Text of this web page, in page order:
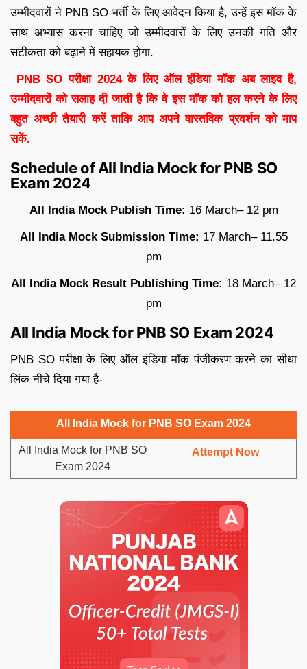
उम्मीदवारों ने PNB SO भर्ती के लिए आवेदन किया है, उन्हें इस मॉक के
साथ अभ्यास करना चाहिए जो उम्मीदवारों के लिए उनकी गति और
सटीकता को बढ़ाने में सहायक होगा.
PNB SO परीक्षा 2024 के लिए ऑल इंडिया मॉक अब लाइव है,
उम्मीदवारों को सलाह दी जाती है कि वे इस मॉक को हल करने के लिए
बहुत अच्छी तैयारी करें ताकि आप अपने वास्तविक प्रदर्शन को माप
सकें.
Schedule of All India Mock for PNB SO
Exam 2024
All India Mock Publish Time: 16 March– 12 pm
All India Mock Submission Time: 17 March– 11.55
pm
All India Mock Result Publishing Time: 18 March– 12
pm
All India Mock for PNB SO Exam 2024
PNB SO परीक्षा के लिए ऑल इंडिया मॉक पंजीकरण करने का सीधा
लिंक नीचे दिया गया है-
All India Mock for PNB SO Exam 2024
All India Mock for PNB SO
Exam 2024
Attempt Now